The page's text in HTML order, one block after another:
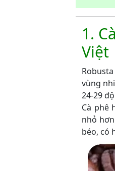
1.
Việt
vùng
24-29
Cà phê
nhỏ
béo, có